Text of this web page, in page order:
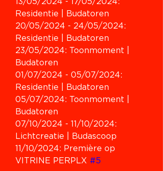
Residentie | Budatoren
20/05/2024 - 24/05/2024:
Residentie | Budatoren
23/05/2024: Toonmoment |
Budatoren
01/07/2024 - 05/07/2024:
Residentie | Budatoren
05/07/2024: Toonmoment |
Budatoren
07/10/2024 - 11/10/2024:
Lichtcreatie | Budascoop
11/10/2024: Première op
VITRINE PERPLX #5